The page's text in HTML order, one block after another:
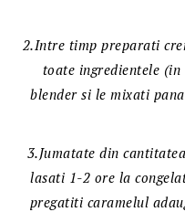
2.Intre timp preparati
toate ingredientele (in
blender si le mixati
3.Jumatate din
lasati 1-2 ore la
pregatiti caramelul